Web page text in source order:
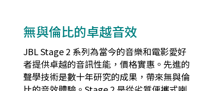
無與倫比的卓越音效
JBL Stage 2 系列為當今的音樂和電影愛好
者提供卓越的音訊性能，價格實惠。先進的
聲學技術是數十年研究的成果，帶來無與倫